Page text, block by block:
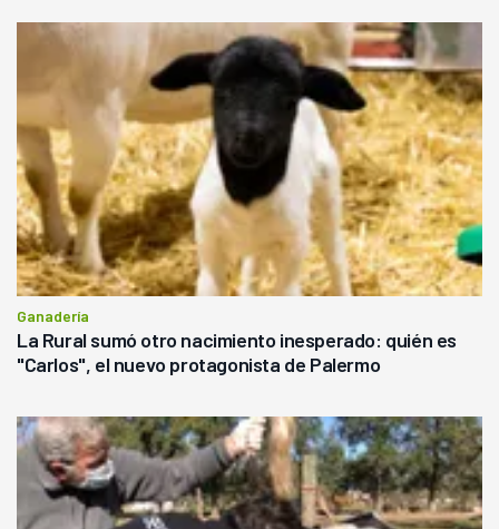
Ganadería
La Rural sumó otro nacimiento inesperado: quién es
"Carlos", el nuevo protagonista de Palermo